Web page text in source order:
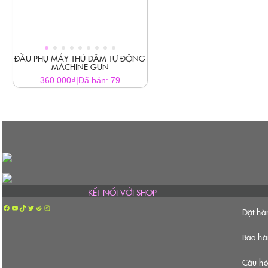
ĐẦU PHỤ MÁY THỦ DÂM TỰ ĐỘNG
MACHINE GUN
360.000₫ Đã bán: 79
KẾT NỐI VỚI SHOP
Facebook
YouTube
TikTok
Twitter
RedditInstagram
Đặt
Bảo
Câu